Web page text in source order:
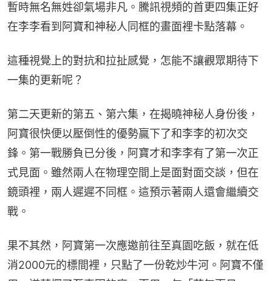
暫時無名無姓卻氣場非凡。騰訊視頻的首更四集正好
在李李看到阿寶和神秘人同框的畫面裡卡點落幕。
這種視覺上的對抗和拉扯感覺，怎能不讓觀眾期待下
一集的更新呢？
第二天更新的第五、第六集，在揭曉神秘人身份後，
阿寶很快便以壓倒性的優勢贏下了和李李的初次交
鋒。第一戰勝負已分後，阿寶才和李李有了第一次正
式見面。雖然兩人在物理空間上是面對面交談，但在
鏡頭裡，兩人遲遲不同框。這預示著兩人還會繼續交
戰。
果不其然，阿寶第一次應邀前往至真園吃飯，就在低
消2000元的標間裡，只點了一份乾炒牛河。阿寶不僅